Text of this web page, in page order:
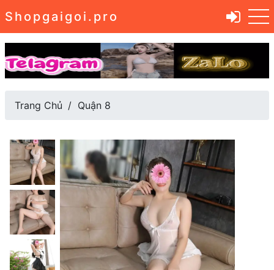
Shopgaigoi.pro
Trang Chủ Quận 8